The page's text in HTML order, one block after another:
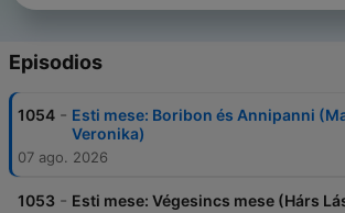
Episodios
1054 - Esti mese: Boribon és Annipanni
Veronika)
07 ago. 2026
1053 - Esti mese: Végesincs mese (Hárs